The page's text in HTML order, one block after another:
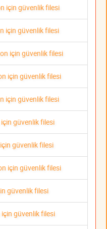
için güvenlik filesi
için güvenlik filesi
için güvenlik filesi
için güvenlik filesi
için güvenlik filesi
güvenlik filesi
güvenlik filesi
için güvenlik filesi
güvenlik filesi
güvenlik filesi